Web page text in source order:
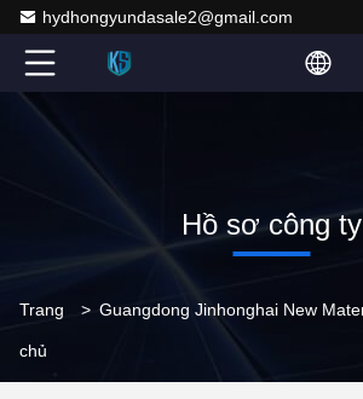
hydhongyundasale2@gmail.com
Hồ sơ công ty
Trang
chủ
>